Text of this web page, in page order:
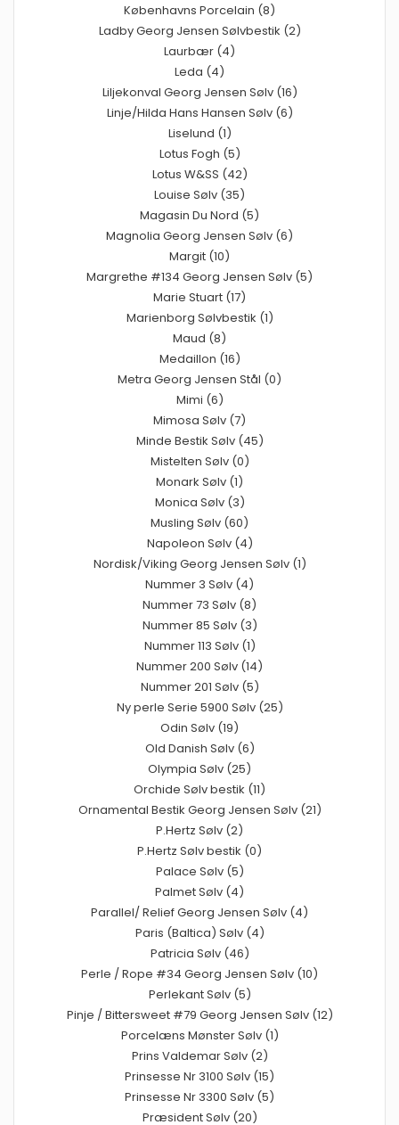
Københavns Porcelain (8)
Ladby Georg Jensen Sølvbestik (2)
Laurbær (4)
Leda (4)
Liljekonval Georg Jensen Sølv (16)
Linje/Hilda Hans Hansen Sølv (6)
Liselund (1)
Lotus Fogh (5)
Lotus W&SS (42)
Louise Sølv (35)
Magasin Du Nord (5)
Magnolia Georg Jensen Sølv (6)
Margit (10)
Margrethe #134 Georg Jensen Sølv (5)
Marie Stuart (17)
Marienborg Sølvbestik (1)
Maud (8)
Medaillon (16)
Metra Georg Jensen Stål (0)
Mimi (6)
Mimosa Sølv (7)
Minde Bestik Sølv (45)
Mistelten Sølv (0)
Monark Sølv (1)
Monica Sølv (3)
Musling Sølv (60)
Napoleon Sølv (4)
Nordisk/Viking Georg Jensen Sølv (1)
Nummer 3 Sølv (4)
Nummer 73 Sølv (8)
Nummer 85 Sølv (3)
Nummer 113 Sølv (1)
Nummer 200 Sølv (14)
Nummer 201 Sølv (5)
Ny perle Serie 5900 Sølv (25)
Odin Sølv (19)
Old Danish Sølv (6)
Olympia Sølv (25)
Orchide Sølv bestik (11)
Ornamental Bestik Georg Jensen Sølv (21)
P.Hertz Sølv (2)
P.Hertz Sølv bestik (0)
Palace Sølv (5)
Palmet Sølv (4)
Parallel/ Relief Georg Jensen Sølv (4)
Paris (Baltica) Sølv (4)
Patricia Sølv (46)
Perle / Rope #34 Georg Jensen Sølv (10)
Perlekant Sølv (5)
Pinje / Bittersweet #79 Georg Jensen Sølv (12)
Porcelæns Mønster Sølv (1)
Prins Valdemar Sølv (2)
Prinsesse Nr 3100 Sølv (15)
Prinsesse Nr 3300 Sølv (5)
Præsident Sølv (20)